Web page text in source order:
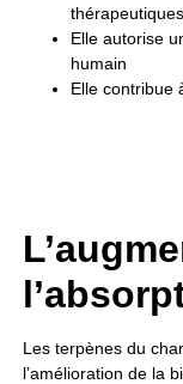
thérapeutiques
Elle autorise
humain
Elle contribue
Les terpènes du
l’amélioration de la